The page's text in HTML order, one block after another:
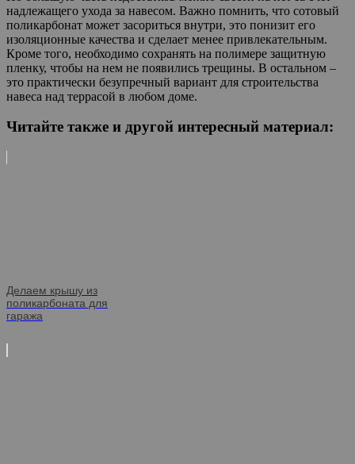
надлежащего ухода за навесом. Важно помнить, что сотовый
поликарбонат может засориться внутри, это понизит его
изоляционные качества и сделает менее привлекательным.
Кроме того, необходимо сохранять на полимере защитную
пленку, чтобы на нем не появились трещины. В остальном –
это практически безупречный вариант для строительства
навеса над террасой в любом доме.
Читайте также и другой интересный материал:
Делаем крышу из
поликарбоната для
гаража